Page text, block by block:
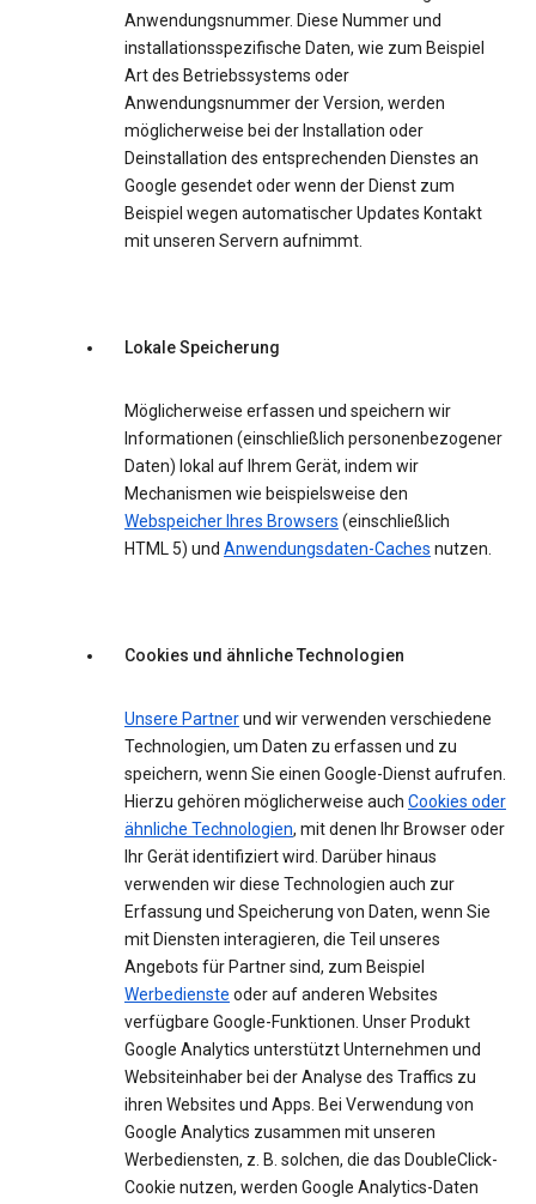
Anwendungsnummer. Diese Nummer und
installationsspezifische Daten, wie zum Beispiel
Art des Betriebssystems oder
Anwendungsnummer der Version, werden
möglicherweise bei der Installation oder
Deinstallation des entsprechenden Dienstes an
Google gesendet oder wenn der Dienst zum
Beispiel wegen automatischer Updates Kontakt
mit unseren Servern aufnimmt.
Lokale Speicherung
Möglicherweise erfassen und speichern wir
Informationen (einschließlich personenbezogener
Daten) lokal auf Ihrem Gerät, indem wir
Mechanismen wie beispielsweise den
Webspeicher Ihres Browsers (einschließlich
HTML 5) und Anwendungsdaten-Caches nutzen.
Cookies und ähnliche Technologien
Unsere Partnerund wir verwenden verschiedene
Technologien, um Daten zu erfassen und zu
speichern, wenn Sie einen Google-Dienst aufrufen.
Hierzu gehören möglicherweise auch Cookies oder
ähnliche Technologien, mit denen Ihr Browser oder
Ihr Gerät identifiziert wird. Darüber hinaus
verwenden wir diese Technologien auch zur
Erfassung und Speicherung von Daten, wenn Sie
mit Diensten interagieren, die Teil unseres
Angebots für Partner sind, zum Beispiel
Werbedienste oder auf anderen Websites
verfügbare Google-Funktionen. Unser Produkt
Google Analytics unterstützt Unternehmen und
Websiteinhaber bei der Analyse des Traffics zu
ihren Websites und Apps. Bei Verwendung von
Google Analytics zusammen mit unseren
Werbediensten, z. B. solchen, die das DoubleClick-
Cookie nutzen, werden Google Analytics-Daten